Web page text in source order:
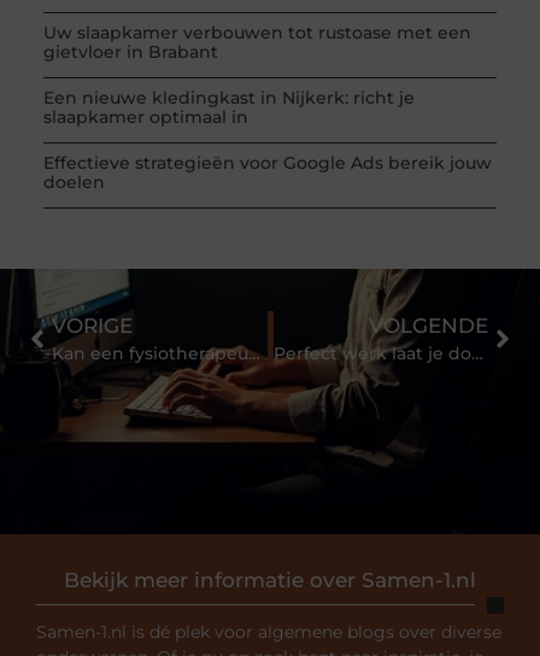
Uw slaapkamer verbouwen tot rustoase met een
gietvloer in Brabant
Een nieuwe kledingkast in Nijkerk: richt je
slaapkamer optimaal in
Effectieve strategieën voor Google Ads bereik jouw
doelen
Bekijk meer informatie over Samen-1.nl
Samen-1.nl is dé plek voor algemene blogs over diverse
VORIGE
Kan een fysiotherapeut rugpijn verhelpen?
VOLGENDE
Perfect werk laat je doen door schilder Almelo